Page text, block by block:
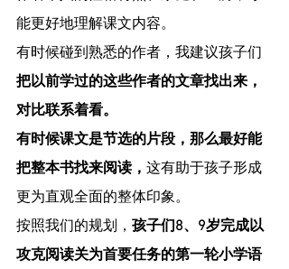
能更好地理解课文内容。
有时候碰到熟悉的作者，我建议孩子们
把以前学过的这些作者的文章找出来，
对比联系着看。
有时候课文是节选的片段，那么最好能
把整本书找来阅读， 这有助于孩子形成
更为直观全面的整体印象。
按照我们的规划， 孩子们8、9岁完成以
攻克阅读关为首要任务的第一轮小学语